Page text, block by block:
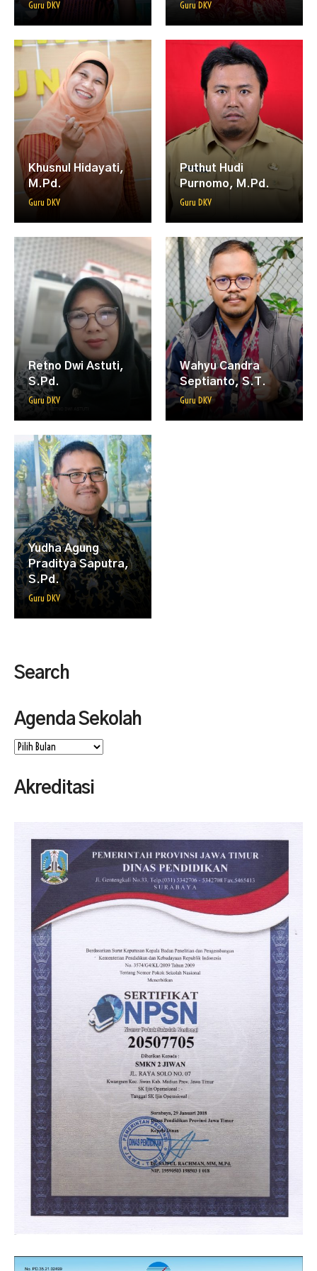
Omah DKV
ISP KAWANDA
Guru DKV
Guru DKV
Khusnul Hidayati,
M.Pd.
Guru DKV
Puthut Hudi
Purnomo, M.Pd.
Guru DKV
Retno Dwi Astuti,
S.Pd.
Guru DKV
Wahyu Candra
Septianto, S.T.
Guru DKV
Yudha Agung
Praditya Saputra,
S.Pd.
Guru DKV
Search
Agenda Sekolah
Agenda
Akreditasi